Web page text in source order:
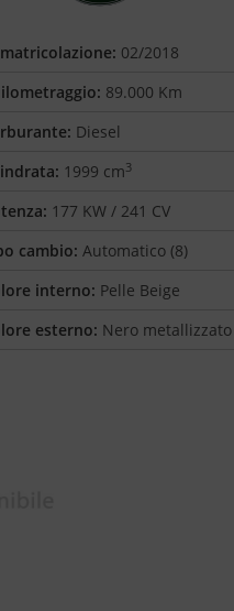
02/2018
89.000 Km
Diesel
1999 cm3
177 KW / 241 CV
cambio: Automatico (8)
interno: Pelle Beige
esterno: Nero metallizzato